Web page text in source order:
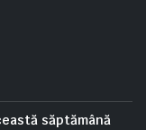
săptămână